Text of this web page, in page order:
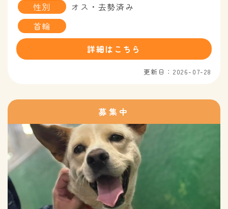
性別
オス・去勢済み
首輪
詳細はこちら
更新日：2026-07-28
募集中